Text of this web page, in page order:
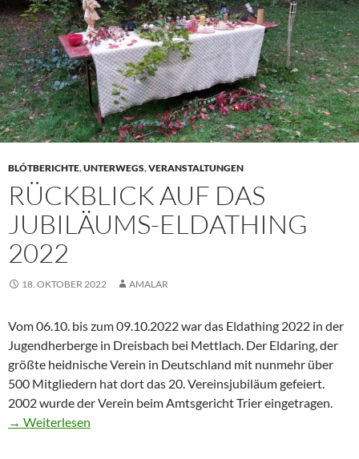
BLÓTBERICHTE,UNTERWEGS,VERANSTALTUNGEN
RÜCKBLICK AUF DAS
JUBILÄUMS-ELDATHING
2022
18. OKTOBER 2022 AMALAR
Vom 06.10. bis zum 09.10.2022 war das Eldathing 2022 in der
Jugendherberge in Dreisbach bei Mettlach. Der Eldaring, der
größte heidnische Verein in Deutschland mit nunmehr über
500 Mitgliedern hat dort das 20. Vereinsjubiläum gefeiert.
2002 wurde der Verein beim Amtsgericht Trier eingetragen.
→ Weiterlesen